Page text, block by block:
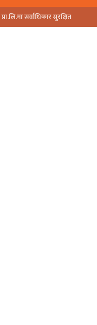
प्रा.लि.मा सर्वाधिकार सुरक्षित